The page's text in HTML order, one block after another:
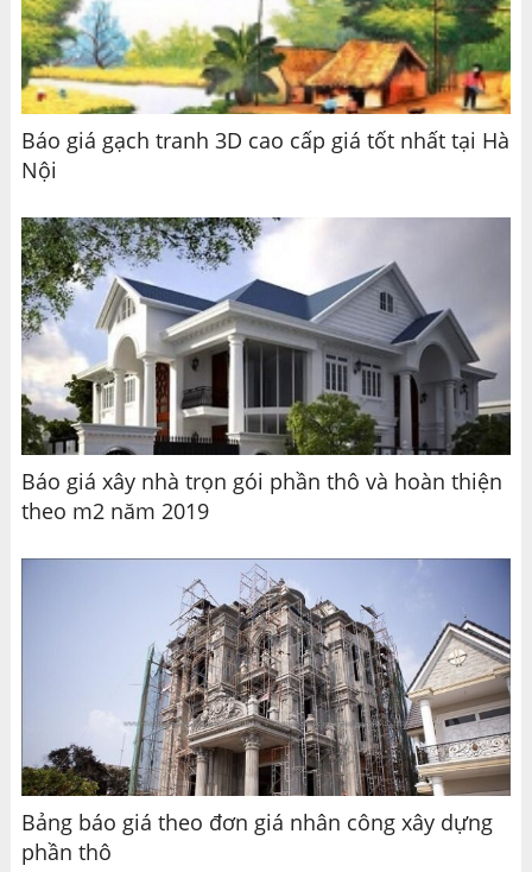
Báo giá gạch tranh 3D cao cấp giá tốt nhất tại Hà
Nội
Báo giá xây nhà trọn gói phần thô và hoàn thiện
theo m2 năm 2019
Bảng báo giá theo đơn giá nhân công xây dựng
phần thô